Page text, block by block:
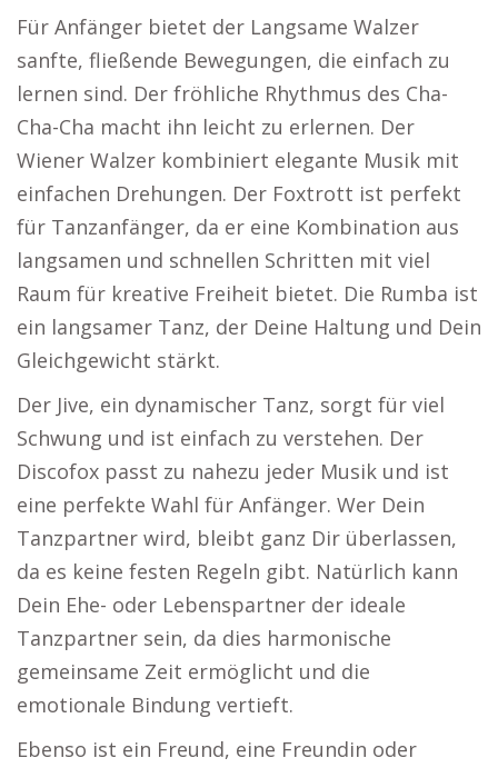
Für Anfänger bietet der Langsame Walzer
sanfte, fließende Bewegungen, die einfach zu
lernen sind. Der fröhliche Rhythmus des Cha-
Cha-Cha macht ihn leicht zu erlernen. Der
Wiener Walzer kombiniert elegante Musik mit
einfachen Drehungen. Der Foxtrott ist perfekt
für Tanzanfänger, da er eine Kombination aus
langsamen und schnellen Schritten mit viel
Raum für kreative Freiheit bietet. Die Rumba ist
ein langsamer Tanz, der Deine Haltung und Dein
Gleichgewicht stärkt.
Der Jive, ein dynamischer Tanz, sorgt für viel
Schwung und ist einfach zu verstehen. Der
Discofox passt zu nahezu jeder Musik und ist
eine perfekte Wahl für Anfänger. Wer Dein
Tanzpartner wird, bleibt ganz Dir überlassen,
da es keine festen Regeln gibt. Natürlich kann
Dein Ehe- oder Lebenspartner der ideale
Tanzpartner sein, da dies harmonische
gemeinsame Zeit ermöglicht und die
emotionale Bindung vertieft.
Ebenso ist ein Freund, eine Freundin oder